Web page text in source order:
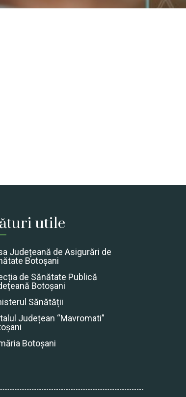
utile
Județeană de Asigurări de
Botoșani
de Sănătate Publică
Botoșani
Sănătății
Județean “Mavromati”
Botoșani